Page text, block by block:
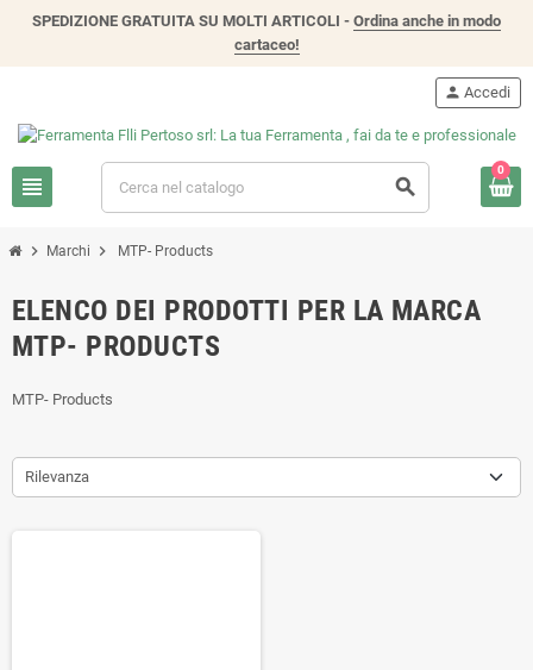
SPEDIZIONE GRATUITA SU MOLTI ARTICOLI - Ordina anche in modo
cartaceo!
view_headline search
person Accedi
0
chevron_right Marchi chevron_right MTP- Products
ELENCO DEI PRODOTTI PER LA MARCA
MTP- PRODUCTS
MTP- Products
Rilevanza